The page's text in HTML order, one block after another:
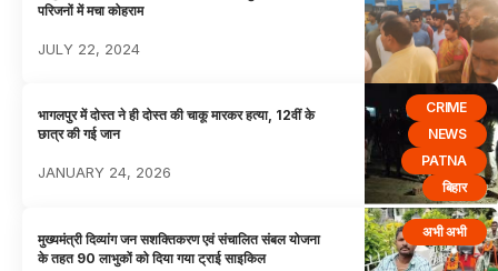
परिजनों में मचा कोहराम
JULY 22, 2024
CRIME
NEWS
PATNA
बिहार
भागलपुर में दोस्त ने ही दोस्त की चाकू मारकर हत्या, 12वीं के
छात्र की गई जान
JANUARY 24, 2026
अभी अभी
मुख्यमंत्री दिव्यांग जन सशक्तिकरण एवं संचालित संबल योजना
के तहत 90 लाभुकों को दिया गया ट्राई साइकिल